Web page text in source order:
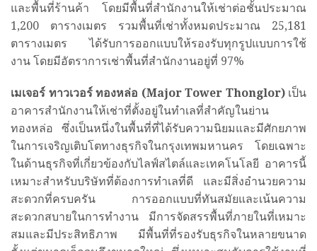
และพื้นที่ร้านค้า โดยมีพื้นที่สำนักงานให้เช่าต่อชั้นประมาณ
1,200 ตารางเมตร รวมพื้นที่เช่าทั้งหมดประมาณ 25,181
ตารางเมตร ได้รับการออกแบบให้รองรับทุกรูปแบบการใช้
งาน โดยมีอัตราการเช่าพื้นที่สำนักงานอยู่ที่ 97%
เมเจอร์ ทาวเวอร์ ทองหล่อ (Major Tower Thonglor)เป็น
อาคารสำนักงานให้เช่าที่ตั้งอยู่ในทำเลที่สำคัญในย่าน
ทองหล่อ ซึ่งเป็นหนึ่งในพื้นที่ที่ได้รับความนิยมและมีศักยภาพ
ในการเจริญเติบโตทางธุรกิจในกรุงเทพมหานคร โดยเฉพาะ
ในด้านธุรกิจที่เกี่ยวข้องกับไลฟ์สไตล์และเทคโนโลยี อาคารนี้
เหมาะสำหรับบริษัทที่ต้องการทำเลที่ดี และมีสิ่งอำนวยความ
สะดวกที่ครบครัน การออกแบบที่ทันสมัยและเน้นความ
สะดวกสบายในการทำงาน มีการจัดสรรพื้นที่ภายในที่เหมาะ
สมและมีประสิทธิภาพ มีพื้นที่ที่รองรับธุรกิจในหลายขนาด